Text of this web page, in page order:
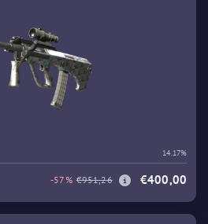
14.17%
-57% €951,26 €400,00